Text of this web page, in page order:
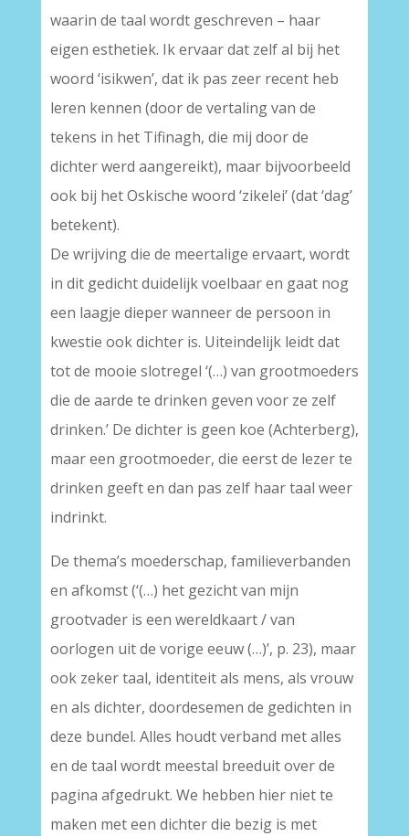
waarin de taal wordt geschreven – haar
eigen esthetiek. Ik ervaar dat zelf al bij het
woord ‘isikwen’, dat ik pas zeer recent heb
leren kennen (door de vertaling van de
tekens in het Tifinagh, die mij door de
dichter werd aangereikt), maar bijvoorbeeld
ook bij het Oskische woord ‘zikelei’ (dat ‘dag’
betekent).
De wrijving die de meertalige ervaart, wordt
in dit gedicht duidelijk voelbaar en gaat nog
een laagje dieper wanneer de persoon in
kwestie ook dichter is. Uiteindelijk leidt dat
tot de mooie slotregel ‘(…) van grootmoeders
die de aarde te drinken geven voor ze zelf
drinken.’ De dichter is geen koe (Achterberg),
maar een grootmoeder, die eerst de lezer te
drinken geeft en dan pas zelf haar taal weer
indrinkt.
De thema’s moederschap, familieverbanden
en afkomst (‘(…) het gezicht van mijn
grootvader is een wereldkaart / van
oorlogen uit de vorige eeuw (…)’, p. 23), maar
ook zeker taal, identiteit als mens, als vrouw
en als dichter, doordesemen de gedichten in
deze bundel. Alles houdt verband met alles
en de taal wordt meestal breeduit over de
pagina afgedrukt. We hebben hier niet te
maken met een dichter die bezig is met